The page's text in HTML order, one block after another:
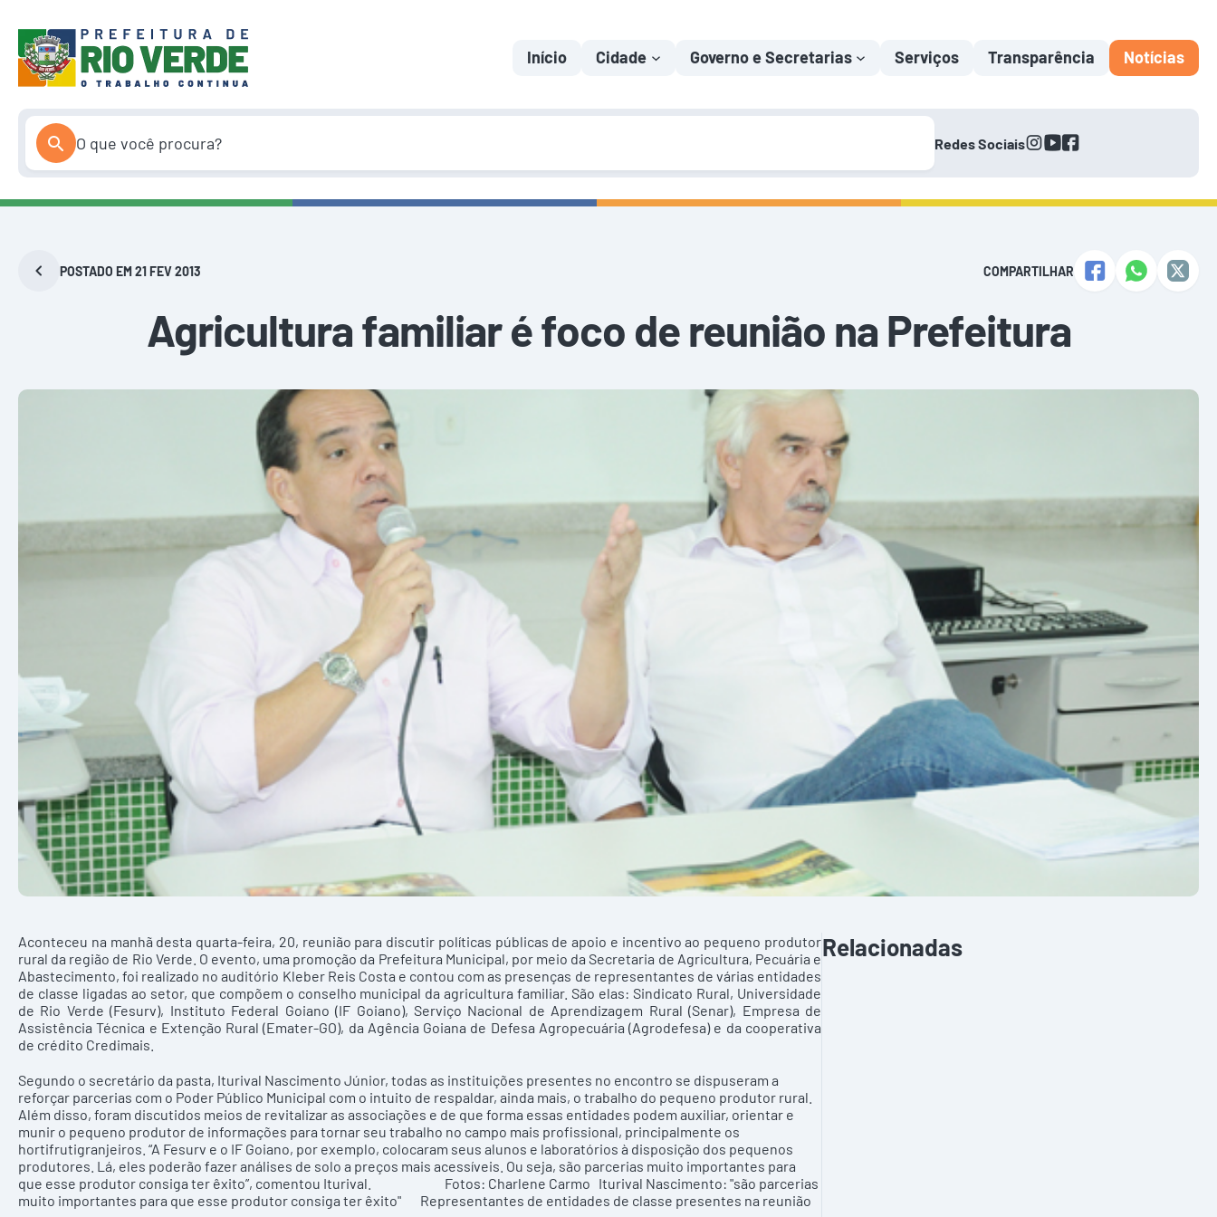
para
conteúdo
Início Cidade Governo e Secretarias Serviços Transparência Notícias
Redes Sociaisinstagram
youtube
facebook
POSTADO EM 21 FEV 2013 COMPARTILHAR
Agricultura familiar é foco de reunião na Prefeitura
Aconteceu na manhã desta quarta-feira, 20, reunião para discutir políticas públicas de apoio e incentivo ao pequeno produtor
rural da região de Rio Verde. O evento, uma promoção da Prefeitura Municipal, por meio da Secretaria de Agricultura, Pecuária e
Abastecimento, foi realizado no auditório Kleber Reis Costa e contou com as presenças de representantes de várias entidades
de classe ligadas ao setor, que compõem o conselho municipal da agricultura familiar. São elas: Sindicato Rural, Universidade
de Rio Verde (Fesurv), Instituto Federal Goiano (IF Goiano), Serviço Nacional de Aprendizagem Rural (Senar), Empresa de
Assistência Técnica e Extenção Rural (Emater-GO), da Agência Goiana de Defesa Agropecuária (Agrodefesa) e da cooperativa
de crédito Credimais.
Segundo o secretário da pasta, Iturival Nascimento Júnior, todas as instituições presentes no encontro se dispuseram a
reforçar parcerias com o Poder Público Municipal com o intuito de respaldar, ainda mais, o trabalho do pequeno produtor rural.
Além disso, foram discutidos meios de revitalizar as associações e de que forma essas entidades podem auxiliar, orientar e
munir o pequeno produtor de informações para tornar seu trabalho no campo mais profissional, principalmente os
hortifrutigranjeiros. “A Fesurv e o IF Goiano, por exemplo, colocaram seus alunos e laboratórios à disposição dos pequenos
produtores. Lá, eles poderão fazer análises de solo a preços mais acessíveis. Ou seja, são parcerias muito importantes para
que esse produtor consiga ter êxito”, comentou Iturival. Fotos: Charlene Carmo Iturival Nascimento: "são parcerias
muito importantes para que esse produtor consiga ter êxito" Representantes de entidades de classe presentes na reunião
Relacionadas